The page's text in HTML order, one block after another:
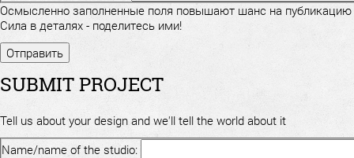
Осмысленно заполненные поля повышают шанс на публикацию
Сила в деталях - поделитесь ими!
SUBMIT PROJECT
Tell us about your design and we'll tell the world about it
Name/name of the studio: